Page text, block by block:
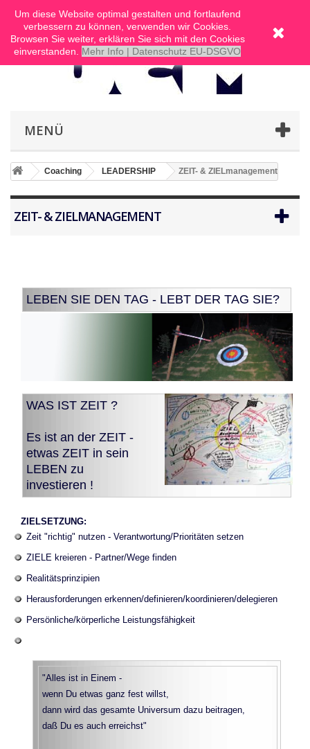
Um diese Website optimal gestalten und fortlaufend
verbessern zu können, verwenden wir Cookies.
Browsen Sie weiter, erklären Sie sich mit den Cookies
einverstanden. Mehr Info | Datenschutz EU-DSGVO
MENÜ
Coaching LEADERSHIP ZEIT- & ZIELmanagement
ZEIT- & ZIELMANAGEMENT
LEBEN SIE DEN TAG - LEBT DER TAG SIE?
WAS IST ZEIT ?
Es ist an der ZEIT -
etwas ZEIT in sein
LEBEN zu
investieren !
ZIELSETZUNG:
Zeit "richtig" nutzen - Verantwortung/Prioritäten setzen
ZIELE kreieren - Partner/Wege finden
Realitätsprinzipien
Herausforderungen erkennen/definieren/koordinieren/delegieren
Persönliche/körperliche Leistungsfähigkeit
"Alles ist in Einem -
wenn Du etwas ganz fest willst,
dann wird das gesamte Universum dazu beitragen,
daß Du es auch erreichst"